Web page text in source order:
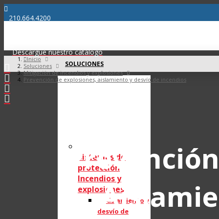
210.664.4200
Descargue nuestro catálogo
SOLUCIONES
Sistemas de
protección
Incendios y
explosiones
Aislamiento y
desvío de
Inicio
Soluciones
Mitigación de incendios y explosiones
Prevención de explosiones, aislamiento y desvío de incendios